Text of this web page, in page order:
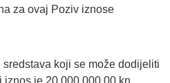
za ovaj Poziv iznose
koji se može dodijeliti